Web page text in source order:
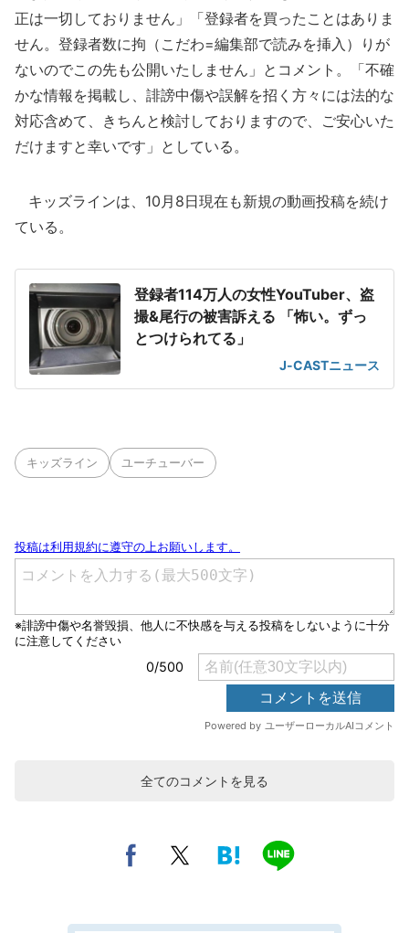
正は一切しておりません」「登録者を買ったことはありま
せん。登録者数に拘（こだわ=編集部で読みを挿入）りが
ないのでこの先も公開いたしません」とコメント。「不確
かな情報を掲載し、誹謗中傷や誤解を招く方々には法的な
対応含めて、きちんと検討しておりますので、ご安心いた
だけますと幸いです」としている。
キッズラインは、10月8日現在も新規の動画投稿を続け
ている。
登録者114万人の女性YouTuber、盗
撮&尾行の被害訴える 「怖い。ずっ
とつけられてる」
J-CASTニュース
キッズライン ユーチューバー
全てのコメントを見る